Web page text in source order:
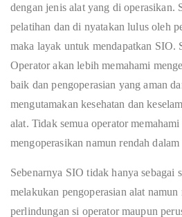
dengan jenis alat yang di operasikan.
pelatihan dan di nyatakan lulus oleh
maka layak untuk mendapatkan SIO.
Operator akan lebih memahami
baik dan pengoperasian yang aman
mengutamakan kesehatan dan
alat. Tidak semua operator
mengoperasikan namun rendah
Sebenarnya SIO tidak hanya sebagai
melakukan pengoperasian alat
perlindungan si operator maupun